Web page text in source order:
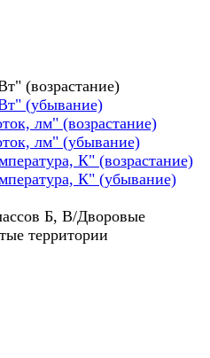
(возрастание)
(убывание)
лм" (возрастание)
лм" (убывание)
К" (возрастание)
К" (убывание)
Б, В/Дворовые
территории